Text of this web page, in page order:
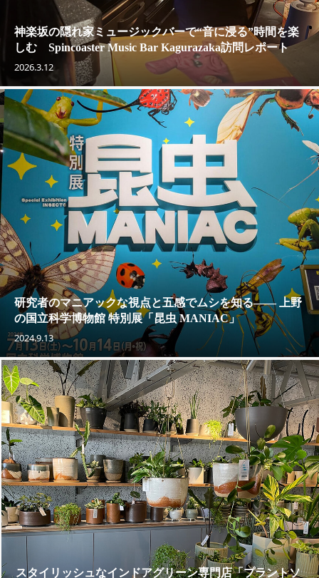
神楽坂の隠れ家ミュージックバーで“音に浸る”時間を楽
しむ Spincoaster Music Bar Kagurazaka訪問レポート
2026.3.12
研究者のマニアックな視点と五感でムシを知る—— 上野
の国立科学博物館 特別展「昆虫 MANIAC」
2024.9.13
スタイリッシュなインドアグリーン専門店「プラントソ